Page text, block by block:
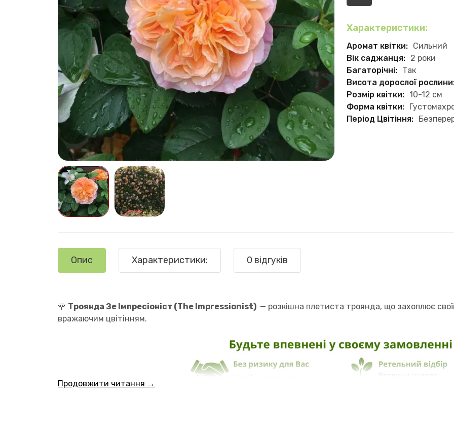
Характеристики:
Аромат квітки: Сильний
Вік саджанця: 2 роки
Багаторічні: Так
Висота дорослої
Розмір квітки: 10-12 см
Форма квітки:
Період Цвітіння:
Опис Характеристики: 0 відгуків
🌹 Троянда Зе Імпресіоніст (The Impressionist) — розкішна плетиста троянда, що захоплює
вражаючим цвітінням.
Продовжити читання →